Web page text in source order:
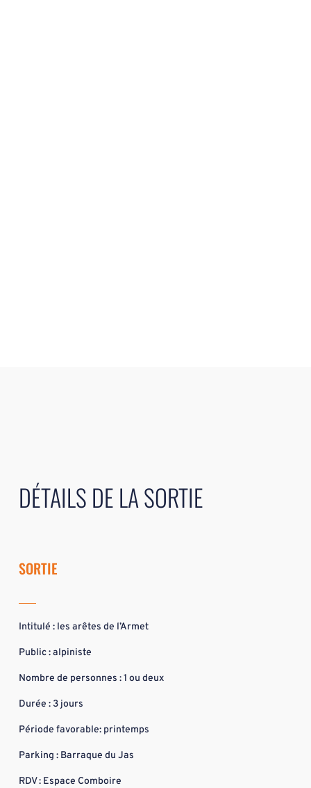
DÉTAILS DE LA SORTIE
SORTIE
Intitulé : les arêtes de l’Armet
Public : alpiniste
Nombre de personnes : 1 ou deux
Durée : 3 jours
Période favorable: printemps
Parking : Barraque du Jas
RDV : Espace Comboire